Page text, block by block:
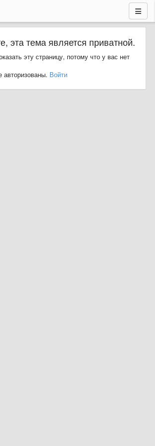
эта тема является приватной.
эту страницу, потому что у вас нет
авторизованы. Войти